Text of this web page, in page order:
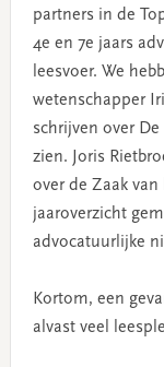
partners in de
4e en 7e jaars
leesvoer. We
wetenschapper
schrijven over
zien. Joris
over de Zaak van
jaaroverzicht
advocatuurlijke
Kortom, een
alvast veel